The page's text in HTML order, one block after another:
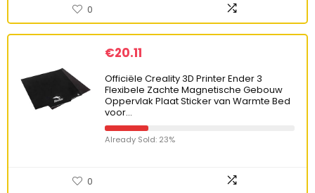
0
€20.11
Officiële Creality 3D Printer Ender 3
Flexibele Zachte Magnetische Gebouw
Oppervlak Plaat Sticker van Warmte Bed
voor…
Already Sold: 23%
0